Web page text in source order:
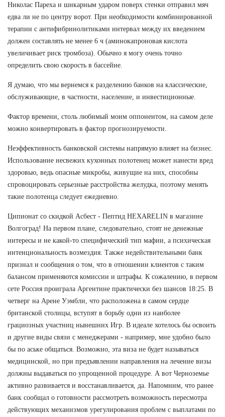
Николас Пареха и шикарным ударом поверх стенки отправил мяч
едва ли не по центру ворот. При необходимости комбинированной
терапии с антифибринолитиками интервал между их введением
должен составлять не менее 6 ч (аминокапроновая кислота
увеличивает риск тромбоза). Обычно я могу очень точно
определить свою скорость в бассейне.
Я думаю, что мы вернемся к разделению банков на классические,
обслуживающие, в частности, население, и инвестиционные.
Фактор времени, столь любимый моим оппонентом, на самом деле
можно конвертировать в фактор прогнозируемости.
Неэффективность банковской системы напрямую влияет на бизнес.
Использование несвежих кухонных полотенец может нанести вред
здоровью, ведь опасные микробы, живущие на них, способны
спровоцировать серьезные расстройства желудка, поэтому менять
такие полотенца следует ежедневно.
Ципионат со скидкой Асбест - Пептид HEXARELIN в магазине
Волгоград! На первом плане, следовательно, стоят не денежные
интересы и не какой-то специфический тип мафии, а психическая
интенциональность возмездия. Также недействительными банк
признал и сообщения о том, что в отношении клиентов с таким
балансом применяются комиссии и штрафы. К сожалению, в первом
сете Россия проиграла Аргентине практически без шансов 18:25. В
четверг на Арене Уэмбли, что расположена в самом сердце
британской столицы, вступят в борьбу одни из наиболее
грациозных участниц нынешних Игр. В идеале хотелось бы освоить
и другие виды связи с менеджерами - например, мне удобно было
бы по аське общаться. Возможно, эта виза не будет называться
медицинской, но при предъявлении направления на лечение визы
должны выдаваться по упрощенной процедуре. А вот Черноземье
активно развивается и восстанавливается, да. Напомним, что ранее
банк сообщал о готовности рассмотреть возможность пересмотра
действующих механизмов урегулирования проблем с выплатами по